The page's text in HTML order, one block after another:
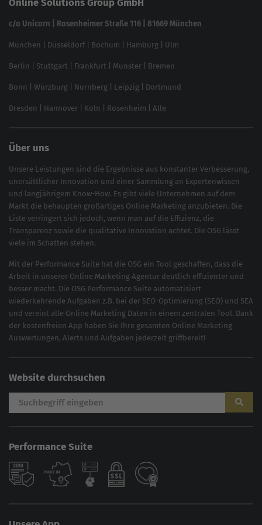
feed2content.ai
In ChatGPT gefunden werden
Linkbuilding 2025
Local SEO
SEO für Online Shops
Brand Monitoring 2025
c/o Unicorn | Rosenheimer Straße 116 | 81669 München
München Düsseldorf| Bochum Hamburg Ulm
Berlin Stuttgart Frankfurt Münster Bremen
Bonn Würzburg Nürnberg Leipzig Dortmund
Dresden Hannover Köln Rosenheim Alle
Über uns
Unsere Leistungen sind die Ergebnisse aus konstanter Verbesserung,
unersättlicher Innovation und einer Sammlung an Expertenwissen
und langjährigem Know-How. Es gibt viele Unternehmen auf dem
Markt die behaupten großartiges Online Marketing anzubieten. Die
Liste verringert sich jedoch, wenn man auf die Effizienz, die
Transparenz sowie die qualitative Innovation achtet. Die OSG lässt
viele im Schatten stehen.
Mit der Performance Suite hat die OSG ein Tool geschaffen, dass die
Arbeit in unserer Online Marketing Agentur deutlich effizienter und
besser macht. Die OSG Performance Suite automatisiert
wiederkehrende Aufgaben z.B. bei der SEO-Optimierung (SEO) und SEA
und vereint alle Online Marketing Daten in einem zentralen Tool. Dank
der kostenfreien App haben Sie Ihre gesamten Online Marketing
Auswertungen, Alerts und Aufgaben jederzeit griffbereit!
Website durchsuchen
Performance Suite